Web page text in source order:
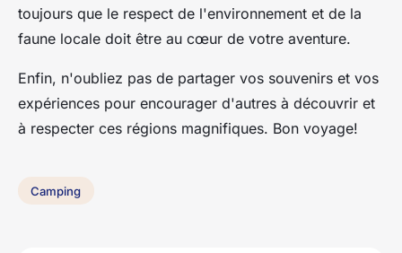
toujours que le respect de l'environnement et de la
faune locale doit être au cœur de votre aventure.
Enfin, n'oubliez pas de partager vos souvenirs et vos
expériences pour encourager d'autres à découvrir et
à respecter ces régions magnifiques. Bon voyage!
Camping